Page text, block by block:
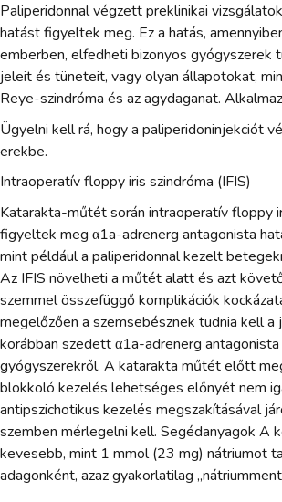
Paliperidonnal végzett preklinikai
hatást figyeltek meg. Ez a hatás,
emberben, elfedheti bizonyos gyógyszerek
jeleit és tüneteit, vagy olyan állapotokat,
Reye-szindróma és az agydaganat.
Ügyelni kell rá, hogy a paliperidoninjekciót
erekbe.
Intraoperatív floppy iris szindróma (IFIS)
Katarakta-műtét során intraoperatív floppy
figyeltek meg α1a-adrenerg antagonista
mint például a paliperidonnal kezelt
Az IFIS növelheti a műtét alatt és azt
szemmel összefüggő komplikációk
megelőzően a szemsebésznek tudnia kell a
korábban szedett α1a-adrenerg antagonista
gyógyszerekről. A katarakta műtét előtt
blokkoló kezelés lehetséges előnyét nem
antipszichotikus kezelés megszakításával
szemben mérlegelni kell. Segédanyagok A
kevesebb, mint 1 mmol (23 mg) nátriumot
adagonként, azaz gyakorlatilag